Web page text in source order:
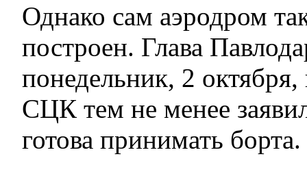
Однако сам аэродром
построен. Глава
понедельник, 2
СЦК тем не менее
готова принимать борта.